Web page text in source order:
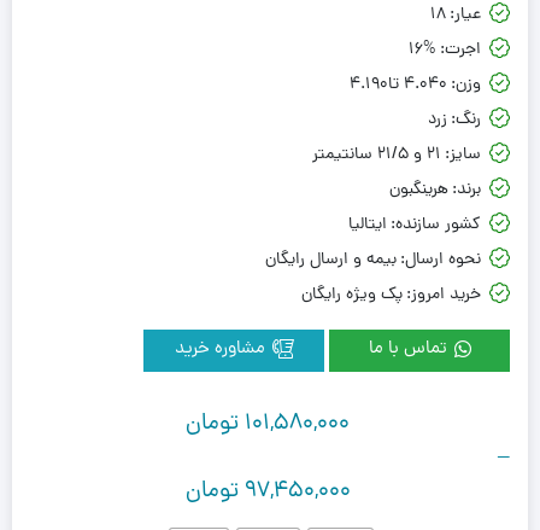
عیار:18
اجرت: 16%
وزن: 4.040 تا4.190
رنگ: زرد
سایز: 21 و 21/5 سانتیمتر
برند:هرینگبون
کشور سازنده: ایتالیا
نحوه ارسال:بیمه و ارسال رایگان
خرید امروز:پک ویژه رایگان
تماس با ما
101,580,000 تومان
–
97,450,000 تومان